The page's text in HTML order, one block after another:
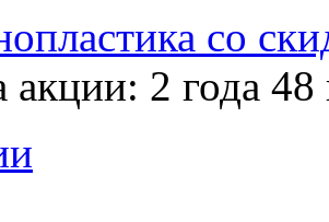
со
акции: 2 года 48